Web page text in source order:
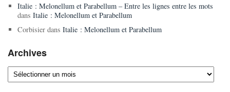
Italie : Melonellum et Parabellum – Entre les lignes entre les mots
dans Italie : Melonellum et Parabellum
Corbisierdans Italie : Melonellum et Parabellum
Archives
Archives